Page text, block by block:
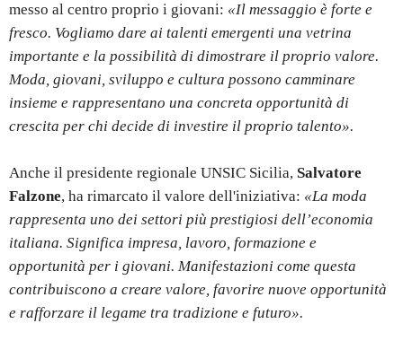
messo al centro proprio i giovani: «Il messaggio è forte e
fresco. Vogliamo dare ai talenti emergenti una vetrina
importante e la possibilità di dimostrare il proprio valore.
Moda, giovani, sviluppo e cultura possono camminare
insieme e rappresentano una concreta opportunità di
crescita per chi decide di investire il proprio talento».
Anche il presidente regionale UNSIC Sicilia, Salvatore
Falzone, ha rimarcato il valore dell'iniziativa: «La moda
rappresenta uno dei settori più prestigiosi dell’economia
italiana. Significa impresa, lavoro, formazione e
opportunità per i giovani. Manifestazioni come questa
contribuiscono a creare valore, favorire nuove opportunità
e rafforzare il legame tra tradizione e futuro».